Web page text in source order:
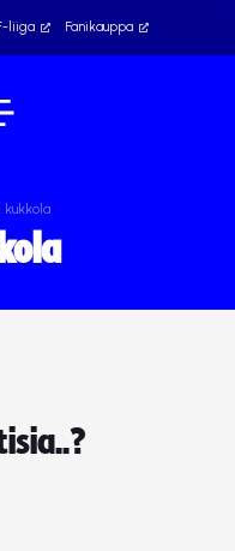
liiga Fanikauppa
kukkola